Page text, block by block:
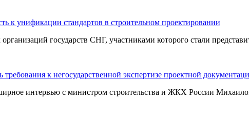
к унификации стандартов в строительном проектировании
государств СНГ, участниками которого стали
к негосударственной экспертизе проектной
интервью с министром строительства и ЖКХ России